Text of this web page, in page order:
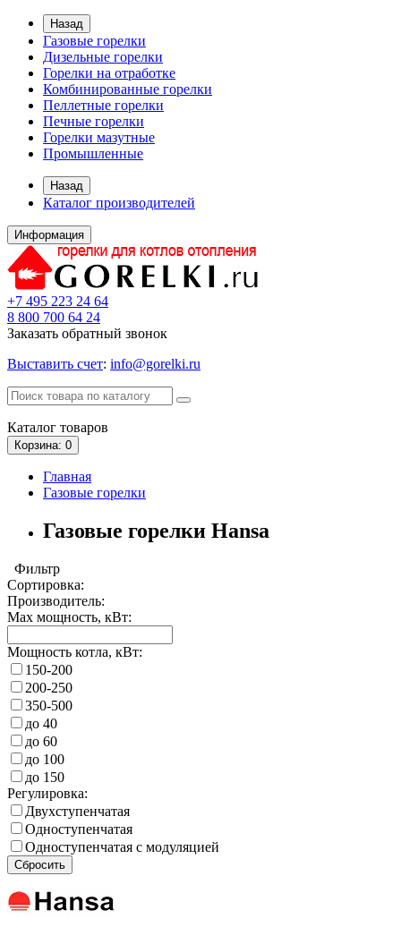
Назад
Газовые горелки
Дизельные горелки
Горелки на отработке
Комбинированные горелки
Пеллетные горелки
Печные горелки
Горелки мазутные
Промышленные
Назад
Каталог производителей
Информация
+7 495 223 24 64
8 800 700 64 24
Заказать обратный звонок
Выставить счет: info@gorelki.ru
Каталог товаров
Корзина: 0
Главная
Газовые горелки
Газовые горелки Hansa
Фильтр
Сортировка:
Производитель:
Max мощность, кВт:
Мощность котла, кВт:
150-200
200-250
350-500
до 40
до 60
до 100
до 150
Регулировка:
Двухступенчатая
Одноступенчатая
Одноступенчатая с модуляцией
Сбросить